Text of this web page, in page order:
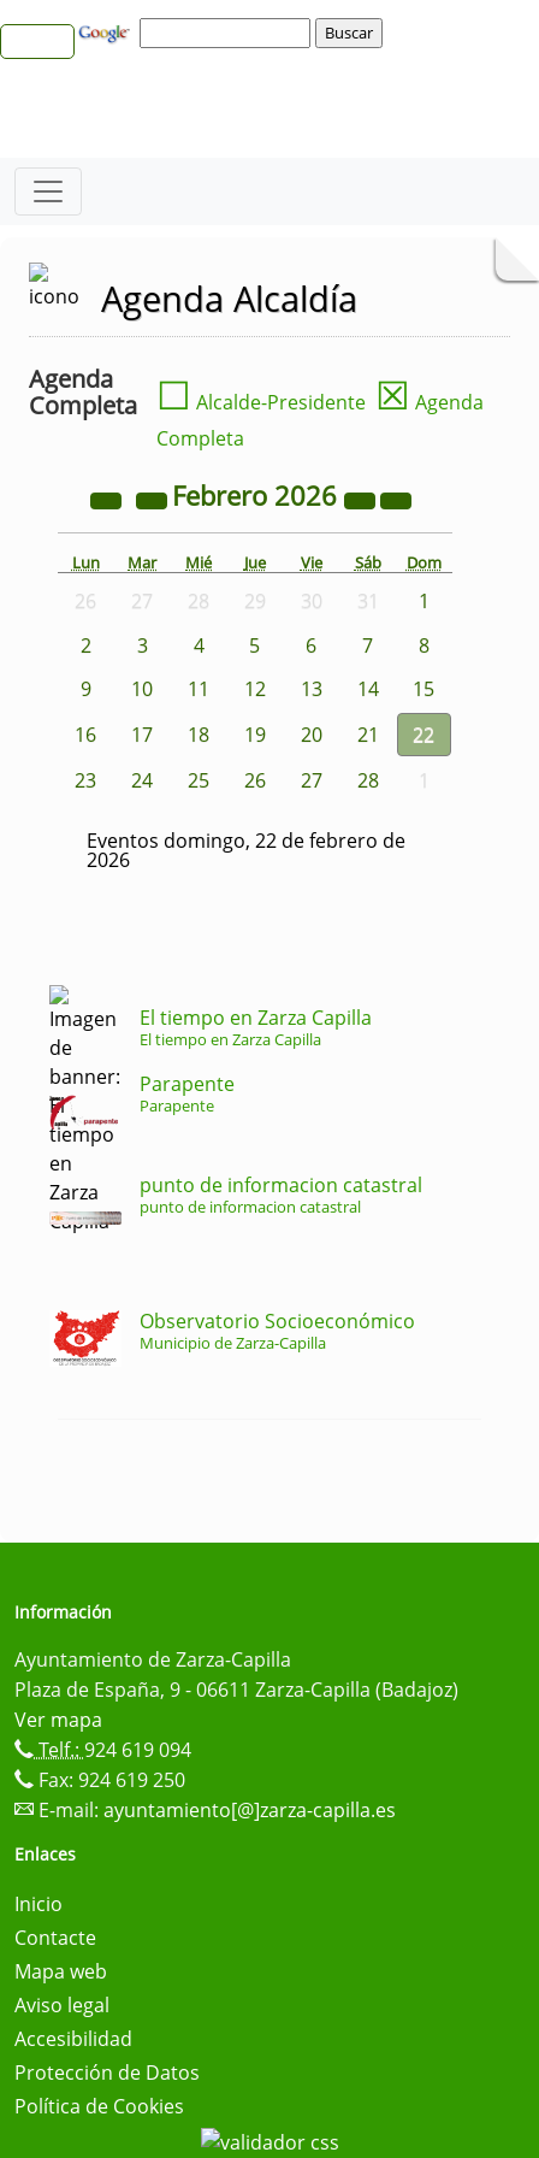
Agenda Alcaldía
Agenda
Completa
☐ Alcalde-Presidente ☒ Agenda
Completa
Febrero 2026
Lun Mar Mié Jue Vie Sáb Dom
26 27 28 29 30 31
1
2
3 4 5 6 7
8
9
10 11 12 13 14
15
16
17 18 19 20 21
22
23
24 25 26 27 28 1
Eventos domingo, 22 de febrero de
2026
El tiempo en Zarza Capilla
El tiempo en Zarza Capilla
Parapente
Parapente
punto de informacion catastral
punto de informacion catastral
Observatorio Socioeconómico
Municipio de Zarza-Capilla
Información
Ayuntamiento de Zarza-Capilla
Plaza de España, 9 - 06611 Zarza-Capilla (Badajoz)
Ver mapa
Telf.: 924 619 094
Fax: 924 619 250
E-mail: ayuntamiento[@]zarza-capilla.es
Enlaces
Inicio
Contacte
Mapa web
Aviso legal
Accesibilidad
Protección de Datos
Política de Cookies